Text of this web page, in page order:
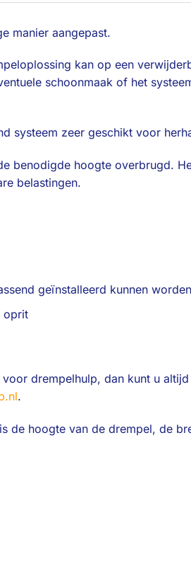
manier aangepast.
kan op een
schoonmaak of het
systeem zeer geschikt voor
benodigde hoogte overbrugd.
belastingen.
geïnstalleerd kunnen worden
oprit
drempelhulp, dan kunt u
.
de hoogte van de drempel, de